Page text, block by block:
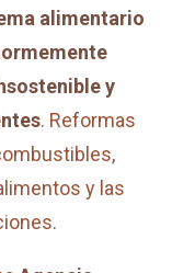
alimentario
y
. Reformas
y las